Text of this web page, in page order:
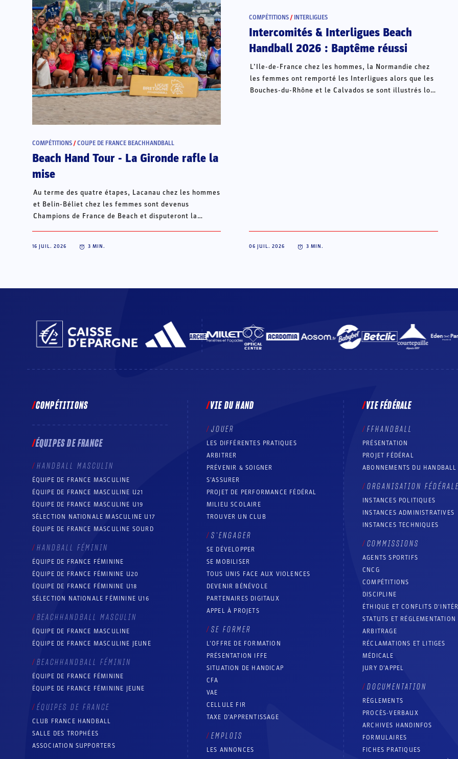
COMPÉTITIONS /COUPE DE FRANCE BEACHHANDBALL
Beach Hand Tour - La Gironde rafle la
mise
Au terme des quatre étapes, Lacanau chez les hommes
et Belin-Béliet chez les femmes sont devenus
Champions de France de Beach et disputeront la
16 JUIL. 2026 3 MIN.
COMPÉTITIONS / INTERLIGUES
Intercomités & Interligues Beach
Handball 2026 : Baptême réussi
L’Ile-de-France chez les hommes, la Normandie chez
les femmes ont remporté les Interligues alors que les
Bouches-du-Rhône et le Calvados se sont illustrés lors
06 JUIL. 2026 3 MIN.
COMPÉTITIONS
ÉQUIPES DE FRANCE
HANDBALL MASCULIN
ÉQUIPE DE FRANCE MASCULINE
ÉQUIPE DE FRANCE MASCULINE U21
ÉQUIPE DE FRANCE MASCULINE U19
SÉLECTION NATIONALE MASCULINE U17
ÉQUIPE DE FRANCE MASCULINE SOURD
HANDBALL FÉMININ
ÉQUIPE DE FRANCE FÉMININE
ÉQUIPE DE FRANCE FÉMININE U20
ÉQUIPE DE FRANCE FÉMININE U18
SÉLECTION NATIONALE FÉMININE U16
BEACHHANDBALL MASCULIN
ÉQUIPE DE FRANCE MASCULINE
ÉQUIPE DE FRANCE MASCULINE JEUNE
BEACHHANDBALL FÉMININ
ÉQUIPE DE FRANCE FÉMININE
ÉQUIPE DE FRANCE FÉMININE JEUNE
ÉQUIPES DE FRANCE
CLUB FRANCE HANDBALL
SALLE DES TROPHÉES
ASSOCIATION SUPPORTERS
VIE DU HAND
JOUER
LES DIFFÉRENTES PRATIQUES
ARBITRER
PRÉVENIR & SOIGNER
S’ASSURER
PROJET DE PERFORMANCE FÉDÉRAL
MILIEU SCOLAIRE
TROUVER UN CLUB
S’ENGAGER
SE DÉVELOPPER
SE MOBILISER
TOUS UNIS FACE AUX VIOLENCES
DEVENIR BÉNÉVOLE
PARTENAIRES DIGITAUX
APPEL À PROJETS
SE FORMER
L’OFFRE DE FORMATION
PRÉSENTATION IFFE
SITUATION DE HANDICAP
CFA
VAE
CELLULE FIR
TAXE D’APPRENTISSAGE
EMPLOIS
LES ANNONCES
VIE FÉDÉRALE
FFHANDBALL
PRÉSENTATION
PROJET FÉDÉRAL
ABONNEMENTS DU HANDBALL
ORGANISATION FÉDÉRALE
INSTANCES POLITIQUES
INSTANCES ADMINISTRATIVES
INSTANCES TECHNIQUES
COMMISSIONS
AGENTS SPORTIFS
CNCG
COMPÉTITIONS
DISCIPLINE
ÉTHIQUE ET CONFLITS
STATUTS ET RÉGLEMENTATION
ARBITRAGE
RÉCLAMATIONS ET LITIGES
MÉDICALE
JURY D’APPEL
DOCUMENTATION
RÈGLEMENTS
PROCÈS-VERBAUX
ARCHIVES HANDINFOS
FORMULAIRES
FICHES PRATIQUES